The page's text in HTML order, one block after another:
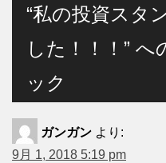
“私の投資スタ
した！！！”
ック
ガンガン より:
9月 1, 2018 5:19 pm